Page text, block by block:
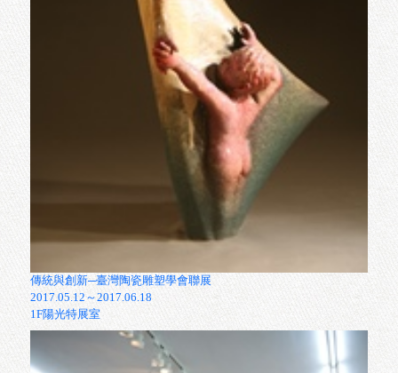
作藝鶯才 二十有成 新北市鶯歌工商陶工科師徒制展
2017.04.28～2017.06.04